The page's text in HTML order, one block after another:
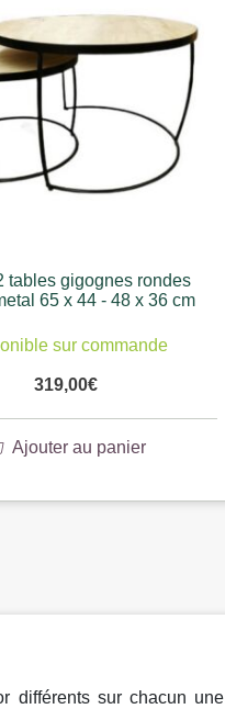
tables gigognes rondes
65 x 44 - 48 x 36 cm
sur commande
319,00€
Ajouter au panier
différents sur chacun une